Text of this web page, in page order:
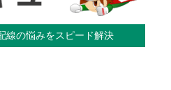
線の悩みをスピード解決